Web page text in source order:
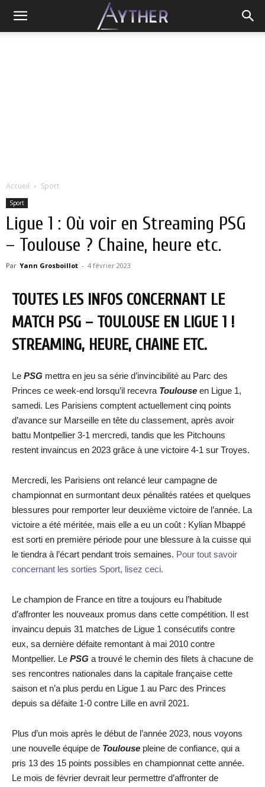
Accueil Sport
Sport
Ligue 1 : Où voir en Streaming PSG
– Toulouse ? Chaine, heure etc.
Par Yann Grosboillot - 4 février 2023
TOUTES LES INFOS CONCERNANT LE
MATCH PSG – TOULOUSE EN LIGUE 1 !
STREAMING, HEURE, CHAINE ETC.
Le PSG mettra en jeu sa série d’invincibilité au Parc des
Princes ce week-end lorsqu’il recevra Toulouse en Ligue 1,
samedi. Les Parisiens comptent actuellement cinq points
d’avance sur Marseille en tête du classement, après avoir
battu Montpellier 3-1 mercredi, tandis que les Pitchouns
restent invaincus en 2023 grâce à une victoire 4-1 sur Troyes.
Mercredi, les Parisiens ont relancé leur campagne de
championnat en surmontant deux pénalités ratées et quelques
blessures pour remporter leur deuxième victoire de l’année. La
victoire a été méritée, mais elle a eu un coût : Kylian Mbappé
est sorti en première période pour une blessure à la cuisse qui
le tiendra à l’écart pendant trois semaines. Pour tout savoir
concernant les sorties Sport, lisez ceci.
Le champion de France en titre a toujours eu l’habitude
d’affronter les nouveaux promus dans cette compétition. Il est
invaincu depuis 31 matches de Ligue 1 consécutifs contre
eux, sa dernière défaite remontant à mai 2010 contre
Montpellier. Le PSG a trouvé le chemin des filets à chacune de
ses rencontres nationales dans la capitale française cette
saison et n’a plus perdu en Ligue 1 au Parc des Princes
depuis sa défaite 1-0 contre Lille en avril 2021.
Plus d’un mois après le début de l’année 2023, nous voyons
une nouvelle équipe de Toulouse pleine de confiance, qui a
pris 13 des 15 points possibles en championnat cette année.
Le mois de février devrait leur permettre d’affronter de